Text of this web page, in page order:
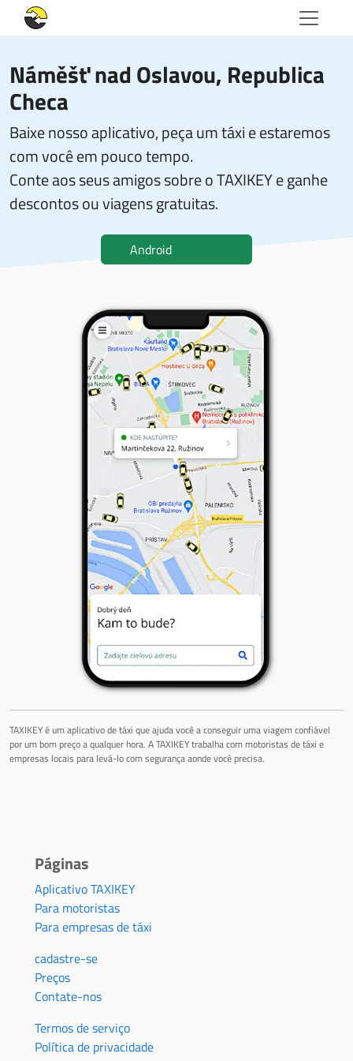
Náměšť nad Oslavou, Republica
Checa
Baixe nosso aplicativo, peça um táxi e estaremos
com você em pouco tempo.
Conte aos seus amigos sobre o TAXIKEY e ganhe
descontos ou viagens gratuitas.
Android
TAXIKEY é um aplicativo de táxi que ajuda você a conseguir uma viagem confiável
por um bom preço a qualquer hora. A TAXIKEY trabalha com motoristas de táxi e
empresas locais para levá-lo com segurança aonde você precisa.
Páginas
Aplicativo TAXIKEY
Para motoristas
Para empresas de táxi
cadastre-se
Preços
Contate-nos
Termos de serviço
Política de privacidade